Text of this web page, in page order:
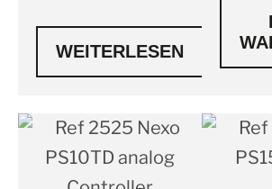
WEITERLESEN